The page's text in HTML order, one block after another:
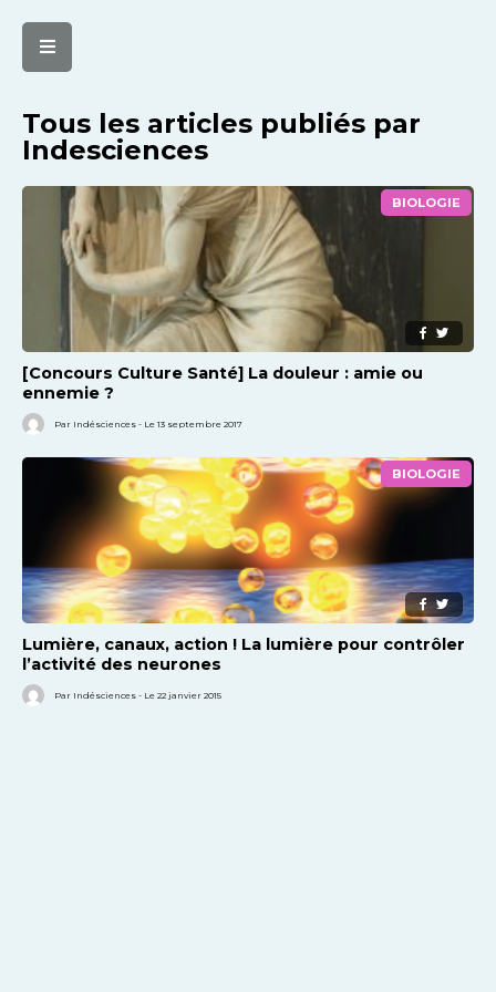
Tous les articles publiés par
Indesciences
BIOLOGIE
[Concours Culture Santé] La douleur : amie ou
ennemie ?
Par Indésciences - Le 13 septembre 2017
BIOLOGIE
Lumière, canaux, action ! La lumière pour contrôler
l’activité des neurones
Par Indésciences - Le 22 janvier 2015